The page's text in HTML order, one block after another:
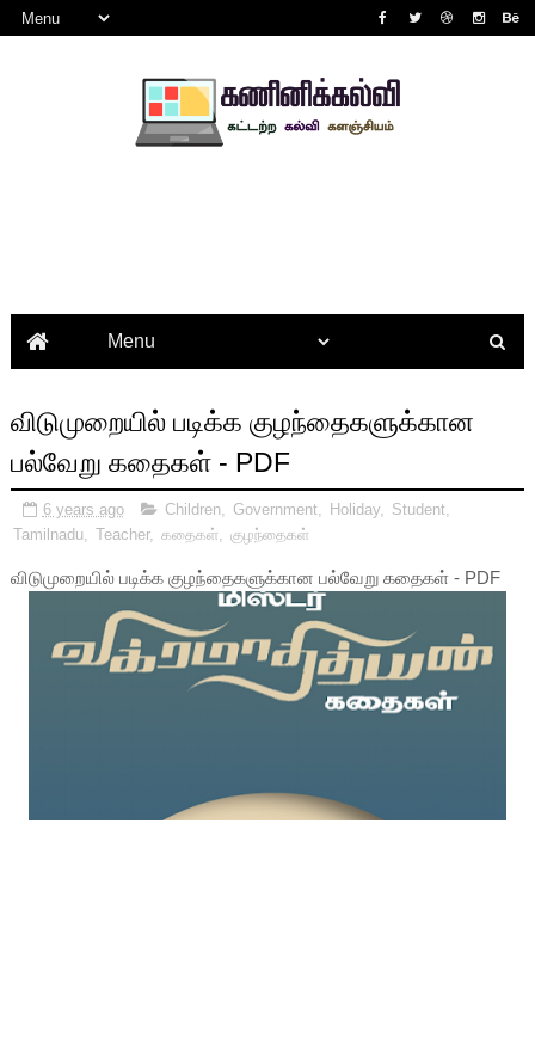
விடுமுறையில் படிக்க குழந்தைகளுக்கான
பல்வேறு கதைகள் - PDF
6 years ago Children, Government Holiday, Student
Tamilnadu
Teacher, கதைகள் குழந்தைகள்
விடுமுறையில் படிக்க குழந்தைகளுக்கான பல்வேறு கதைகள் - PDF